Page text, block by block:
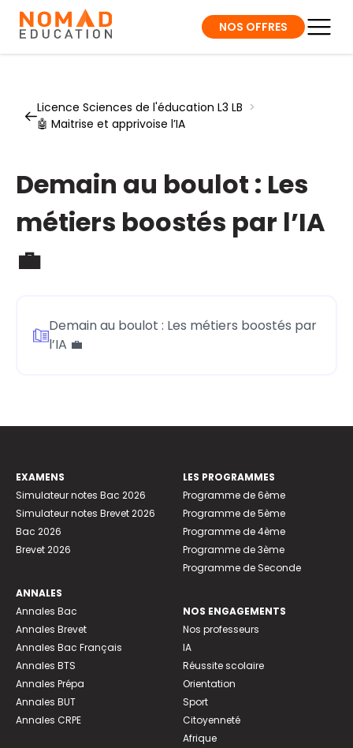
NOS OFFRES
Licence Sciences de l'éducation L3 LB >
🤖 Maitrise et apprivoise l’IA
Demain au boulot : Les
métiers boostés par l’IA
💼
Demain au boulot : Les métiers boostés par
l’IA 💼
EXAMENS
Simulateur notes Bac 2026
Simulateur notes Brevet 2026
Bac 2026
Brevet 2026
ANNALES
Annales Bac
Annales Brevet
Annales Bac Français
Annales BTS
Annales Prépa
Annales BUT
Annales CRPE
LES PROGRAMMES
Programme de 6ème
Programme de 5ème
Programme de 4ème
Programme de 3ème
Programme de Seconde
NOS ENGAGEMENTS
Nos professeurs
IA
Réussite scolaire
Orientation
Sport
Citoyenneté
Afrique